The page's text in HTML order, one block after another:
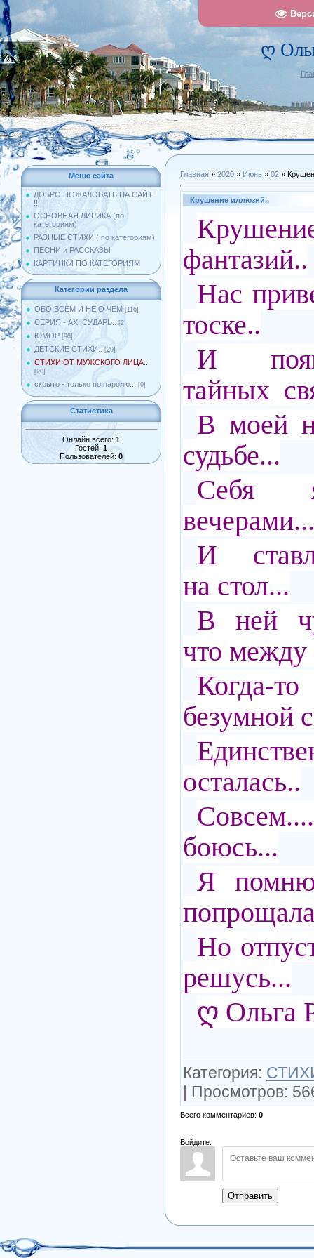
ღ
Меню сайта
ДОБРО ПОЖАЛОВАТЬ НА САЙТ
!!!
ОСНОВНАЯ ЛИРИКА (по
категориям)
РАЗНЫЕ СТИХИ ( по категориям)
ПЕСНИ и РАССКАЗЫ
КАРТИНКИ ПО КАТЕГОРИЯМ
Категории раздела
ОБО ВСЁМ И НЕ О ЧЁМ [116]
СЕРИЯ - АХ, СУДАРЬ.. [2]
ЮМОР [98]
ДЕТСКИЕ СТИХИ.. [29]
СТИХИ ОТ МУЖСКОГО ЛИЦА..
[20]
скрыто - только по паролю... [0]
Статистика
Онлайн всего: 1
Гостей: 1
Пользователей: 0
Главная » 2020 » Июнь » 02 »
Крушение иллюзий..
фантазий..
Нас
тоске..
И
тайных
В моей
судьбе...
Себя
вечерами...
И
на стол...
В ней
что
Когда-
безумной
осталась..
боюсь...
Я
Но
решусь...
ღ Ольга
Категория:
| Просмотров:
Всего комментариев: 0
Войдите:
Отправить